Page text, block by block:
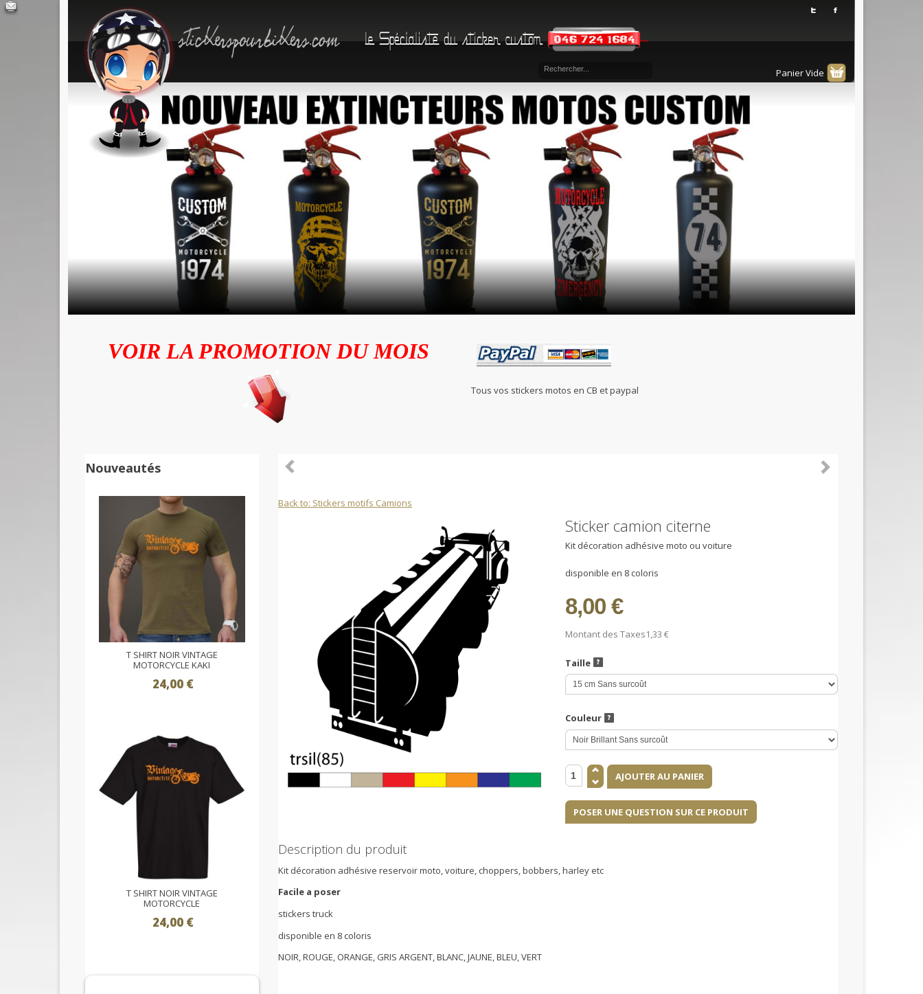
Panier Vide
VOIR LA PROMOTION DU MOIS
Tous vos stickers motos en CB et paypal
Nouveautés
T SHIRT NOIR VINTAGE
MOTORCYCLE KAKI
24,00 €
T SHIRT NOIR VINTAGE
MOTORCYCLE
24,00 €
Back to: Stickers motifs Camions
Sticker camion citerne
Kit décoration adhésive moto ou voiture
disponible en 8 coloris
8,00 €
Montant des Taxes1,33 €
Taille
Couleur
POSER UNE QUESTION SUR CE PRODUIT
Description du produit
Kit décoration adhésive reservoir moto, voiture, choppers, bobbers, harley etc
Facile a poser
stickers truck
disponible en 8 coloris
NOIR, ROUGE, ORANGE, GRIS ARGENT, BLANC, JAUNE, BLEU, VERT